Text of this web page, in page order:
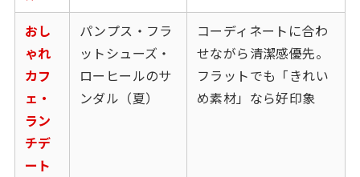
おし
ゃれ
カフ
ェ・
ラン
チデ
ート
パンプス・フラ
ットシューズ・
ローヒールのサ
ンダル（夏）
コーディネートに合わ
せながら清潔感優先。
フラットでも「きれい
め素材」なら好印象